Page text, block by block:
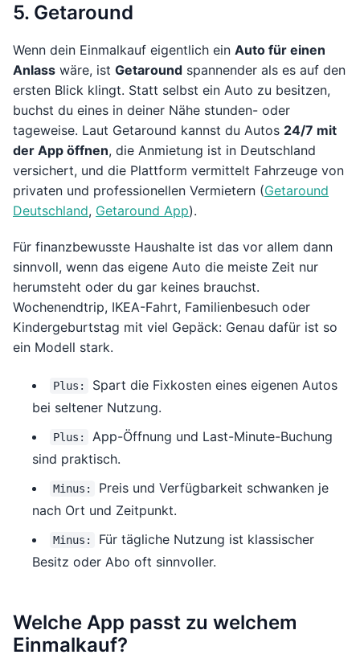
5. Getaround
Wenn dein Einmalkauf eigentlich ein Auto für einen
Anlass wäre, ist Getaround spannender als es auf den
ersten Blick klingt. Statt selbst ein Auto zu besitzen,
buchst du eines in deiner Nähe stunden- oder
tageweise. Laut Getaround kannst du Autos 24/7 mit
der App öffnen, die Anmietung ist in Deutschland
versichert, und die Plattform vermittelt Fahrzeuge von
privaten und professionellen Vermietern (Getaround
Deutschland, Getaround App).
Für finanzbewusste Haushalte ist das vor allem dann
sinnvoll, wenn das eigene Auto die meiste Zeit nur
herumsteht oder du gar keines brauchst.
Wochenendtrip, IKEA-Fahrt, Familienbesuch oder
Kindergeburtstag mit viel Gepäck: Genau dafür ist so
ein Modell stark.
Plus:
Spart die Fixkosten eines eigenen Autos
bei seltener Nutzung.
Plus:
App-Öffnung und Last-Minute-Buchung
sind praktisch.
Minus:
Preis und Verfügbarkeit schwanken je
nach Ort und Zeitpunkt.
Minus:
Für tägliche Nutzung ist klassischer
Besitz oder Abo oft sinnvoller.
Welche App passt zu welchem
Einmalkauf?